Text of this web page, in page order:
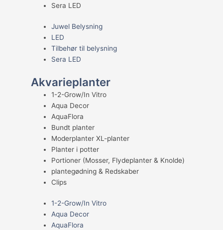
Sera LED
Juwel Belysning
LED
Tilbehør til belysning
Sera LED
Akvarieplanter
1-2-Grow/In Vitro
Aqua Decor
AquaFlora
Bundt planter
Moderplanter XL-planter
Planter i potter
Portioner (Mosser, Flydeplanter & Knolde)
plantegødning & Redskaber
Clips
1-2-Grow/In Vitro
Aqua Decor
AquaFlora